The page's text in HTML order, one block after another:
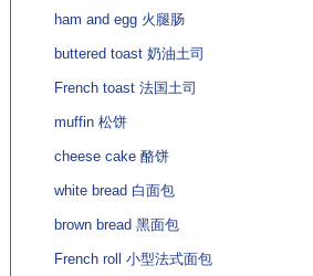
ham and egg 火腿肠
buttered toast 奶油土司
French toast 法国土司
muffin 松饼
cheese cake 酪饼
white bread 白面包
brown bread 黑面包
French roll 小型法式面包